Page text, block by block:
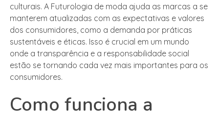
culturais. A Futurologia de moda ajuda as marcas a se
manterem atualizadas com as expectativas e valores
dos consumidores, como a demanda por práticas
sustentáveis e éticas. Isso é crucial em um mundo
onde a transparência e a responsabilidade social
estão se tornando cada vez mais importantes para os
consumidores.
Como funciona a